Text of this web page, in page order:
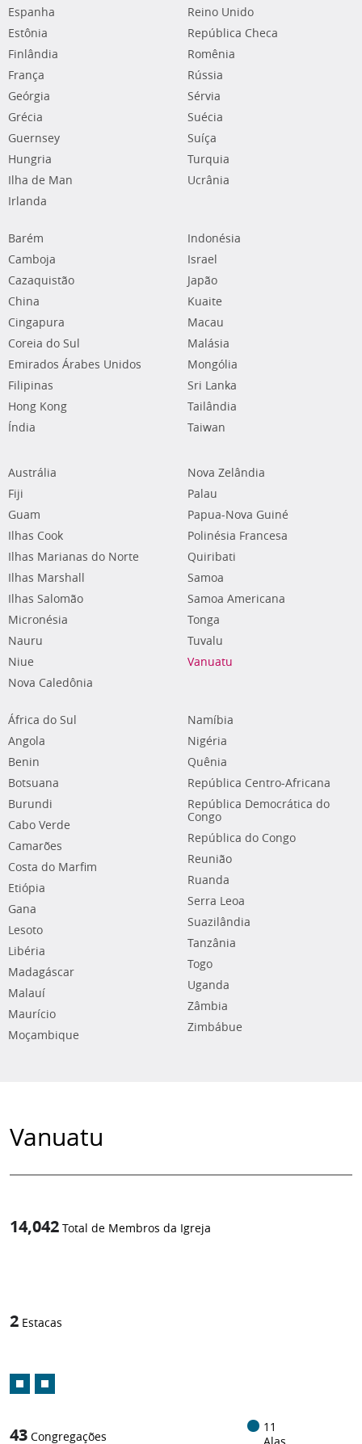
Espanha
Estônia
Finlândia
França
Geórgia
Grécia
Guernsey
Hungria
Ilha de Man
Irlanda
Reino Unido
República Checa
Romênia
Rússia
Sérvia
Suécia
Suíça
Turquia
Ucrânia
Barém
Camboja
Cazaquistão
China
Cingapura
Coreia do Sul
Emirados Árabes Unidos
Filipinas
Hong Kong
Índia
Indonésia
Israel
Japão
Kuaite
Macau
Malásia
Mongólia
Sri Lanka
Tailândia
Taiwan
Austrália
Fiji
Guam
Ilhas Cook
Ilhas Marianas do Norte
Ilhas Marshall
Ilhas Salomão
Micronésia
Nauru
Niue
Nova Caledônia
Nova Zelândia
Palau
Papua-Nova Guiné
Polinésia Francesa
Quiribati
Samoa
Samoa Americana
Tonga
Tuvalu
Vanuatu
África do Sul
Angola
Benin
Botsuana
Burundi
Cabo Verde
Camarões
Costa do Marfim
Etiópia
Gana
Lesoto
Libéria
Madagáscar
Malauí
Maurício
Moçambique
Namíbia
Nigéria
Quênia
República Centro-Africana
República Democrática do
Congo
República do Congo
Reunião
Ruanda
Serra Leoa
Suazilândia
Tanzânia
Togo
Uganda
Zâmbia
Zimbábue
Vanuatu
14,042 Total de Membros da Igreja
2 Estacas
43 Congregações
11